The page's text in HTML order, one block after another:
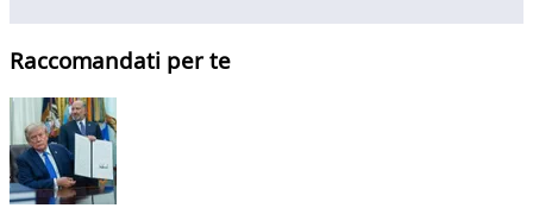
Raccomandati per te